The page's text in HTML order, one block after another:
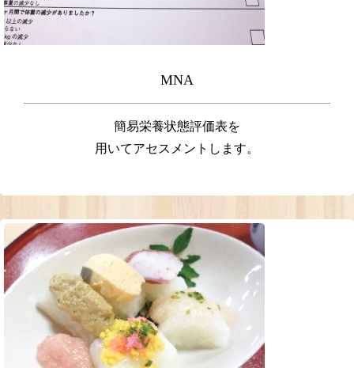
MNA
簡易栄養状態評価表を
用いてアセスメントします。